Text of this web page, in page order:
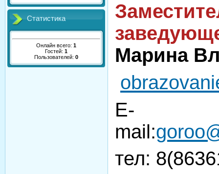
Статистика
Онлайн всего: 1
Гостей: 1
Пользователей: 0
Марина
E-
mail:
тел: